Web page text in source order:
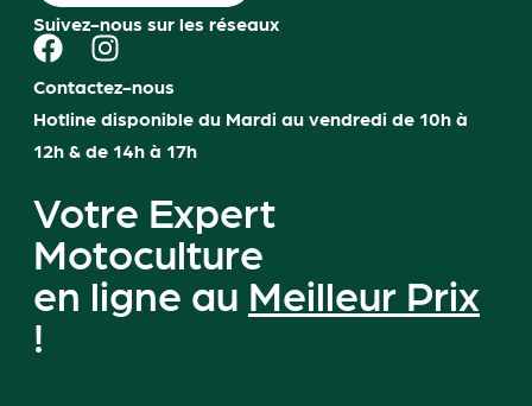
Suivez-nous sur les réseaux
Contactez-nous
Hotline disponible du Mardi au vendredi de 10h à
12h & de 14h à 17h
Votre Expert
Motoculture
en ligne au Meilleur Prix
!